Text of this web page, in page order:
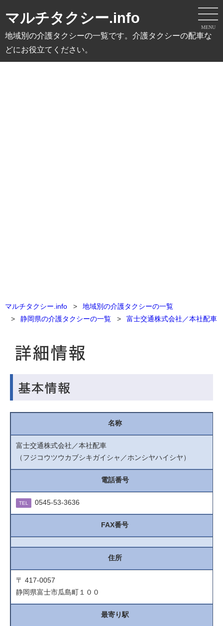
MENU
マルチタクシー.info
地域別の介護タクシーの一覧です。介護タクシーの配車な
どにお役立てください。
マルチタクシー.info
地域別の介護タクシーの一覧
静岡県の介護タクシーの一覧
富士交通株式会社／本社配車
名称
富士交通株式会社／本社配車
（フジコウツウカブシキガイシャ／ホンシヤハイシヤ）
電話番号
TEL 0545-53-3636
FAX番号
住所
〒 417-0057
静岡県富士市瓜島町１００
最寄り駅